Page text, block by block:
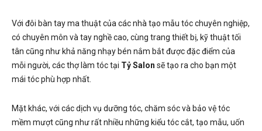
Với đôi bàn tay ma thuật của các nhà tạo mẫu tóc chuyên nghiệp,
có chuyên môn và tay nghề cao, cùng trang thiết bị, kỹ thuật tối
tân cũng như khả năng nhạy bén nắm bắt được đặc điểm của
mỗi người, các thợ làm tóc tại Tỷ Salon sẽ tạo ra cho bạn một
mái tóc phù hợp nhất.
Mặt khác, với các dịch vụ dưỡng tóc, chăm sóc và bảo vệ tóc
mềm mượt cũng như rất nhiều những kiểu tóc cắt, tạo mẫu, uốn